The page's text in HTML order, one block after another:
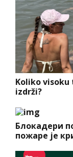
Koliko
izdrži?
Блокадери
пожаре је